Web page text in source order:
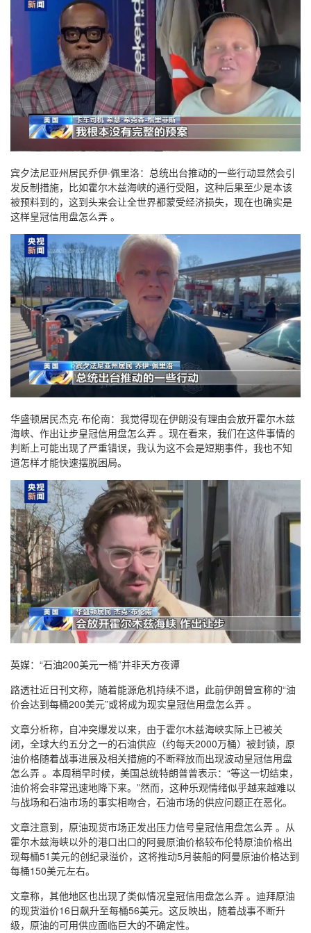
宾夕法尼亚州居民乔伊·佩里洛：总统出台推动的一些行动显然会引
发反制措施，比如霍尔木兹海峡的通行受阻，这种后果至少是本该
被预料到的，这到头来会让全世界都蒙受经济损失，现在也确实是
这样皇冠信用盘怎么弄 。
华盛顿居民杰克·布伦南：我觉得现在伊朗没有理由会放开霍尔木兹
海峡、作出让步皇冠信用盘怎么弄 。现在看来，我们在这件事情的
判断上可能出现了严重错误，我认为这不会是短期事件，我也不知
道怎样才能快速摆脱困局。
英媒：“石油200美元一桶”并非天方夜谭
路透社近日刊文称，随着能源危机持续不退，此前伊朗曾宣称的“油
价会达到每桶200美元”或将成为现实皇冠信用盘怎么弄 。
文章分析称，自冲突爆发以来，由于霍尔木兹海峡实际上已被关
闭，全球大约五分之一的石油供应（约每天2000万桶）被封锁，原
油价格随着战事进展及相关措施的不断释放而出现波动皇冠信用盘
怎么弄 。本周稍早时候，美国总统特朗普曾表示：“等这一切结束，
油价将会非常迅速地降下来。”然而，这种乐观情绪似乎越来越难以
与战场和石油市场的事实相吻合，石油市场的供应问题正在恶化。
文章注意到，原油现货市场正发出压力信号皇冠信用盘怎么弄 。从
霍尔木兹海峡以外的港口出口的阿曼原油价格较布伦特原油价格出
现每桶51美元的创纪录溢价，这将推动5月装船的阿曼原油价格达到
每桶150美元左右。
文章称，其他地区也出现了类似情况皇冠信用盘怎么弄 。迪拜原油
的现货溢价16日飙升至每桶56美元。这反映出，随着战事不断升
级，原油的可用供应面临巨大的不确定性。